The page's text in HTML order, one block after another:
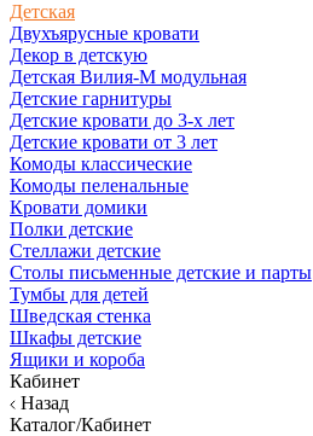
Детская
Двухъярусные кровати
Декор в детскую
Детская Вилия-М модульная
Детские гарнитуры
Детские кровати до 3-х лет
Детские кровати от 3 лет
Комоды классические
Комоды пеленальные
Кровати домики
Полки детские
Стеллажи детские
Столы письменные детские и парты
Тумбы для детей
Шведская стенка
Шкафы детские
Ящики и короба
Кабинет
Назад
Каталог/Кабинет